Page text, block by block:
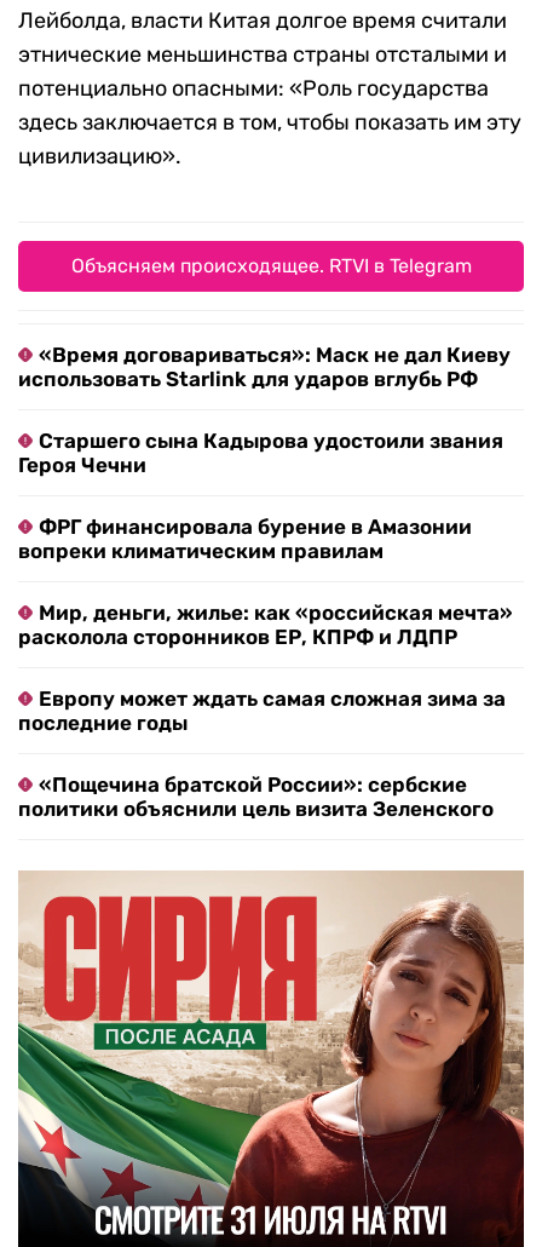
Лейболда, власти Китая долгое время считали
этнические меньшинства страны отсталыми и
потенциально опасными: «Роль государства
здесь заключается в том, чтобы показать им эту
цивилизацию».
Объясняем происходящее. RTVI в Telegram
«Время договариваться»: Маск не дал Киеву
использовать Starlink для ударов вглубь РФ
Старшего сына Кадырова удостоили звания
Героя Чечни
ФРГ финансировала бурение в Амазонии
вопреки климатическим правилам
Мир, деньги, жилье: как «российская мечта»
расколола сторонников ЕР, КПРФ и ЛДПР
Европу может ждать самая сложная зима за
последние годы
«Пощечина братской России»: сербские
политики объяснили цель визита Зеленского